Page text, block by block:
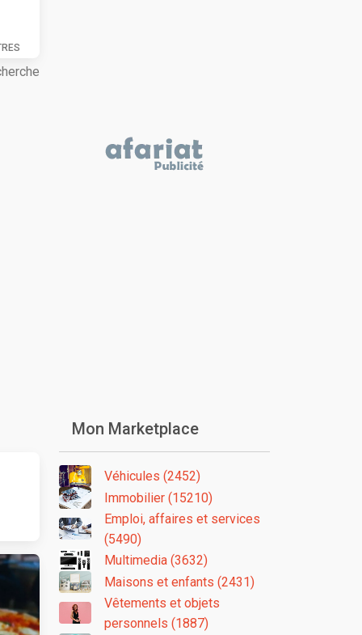
Mon Marketplace
Véhicules (2452)
Immobilier (15210)
Emploi, affaires et services
(5490)
Multimedia (3632)
Maisons et enfants (2431)
Vêtements et objets
personnels (1887)